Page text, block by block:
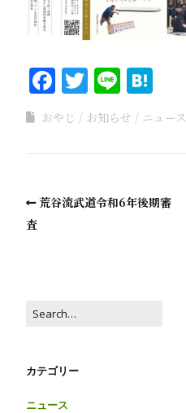
Facebook
Twitter
Line
おやじ お知らせ ニュース
荒谷流武道令和6年後期審
査
カテゴリー
ニュース